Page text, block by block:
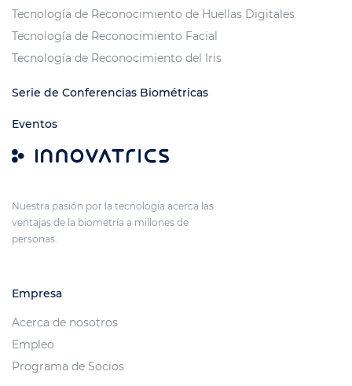
Tecnología de Reconocimiento de Huellas Digitales
Tecnología de Reconocimiento Facial
Tecnología de Reconocimiento del Iris
Serie de Conferencias Biométricas
Eventos
Nuestra pasión por la tecnología acerca las
ventajas de la biometría a millones de
personas.
Empresa
Acerca de nosotros
Empleo
Programa de Socios